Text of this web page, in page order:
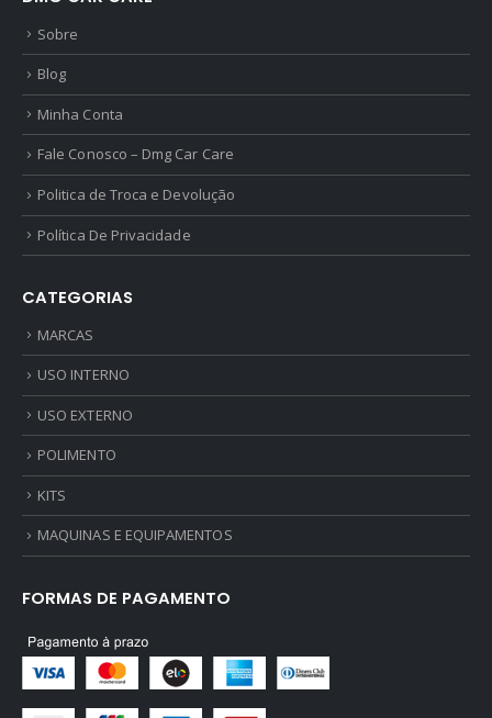
Sobre
Blog
Minha Conta
Fale Conosco – Dmg Car Care
Politica de Troca e Devolução
Política De Privacidade
CATEGORIAS
MARCAS
USO INTERNO
USO EXTERNO
POLIMENTO
KITS
MAQUINAS E EQUIPAMENTOS
FORMAS DE PAGAMENTO